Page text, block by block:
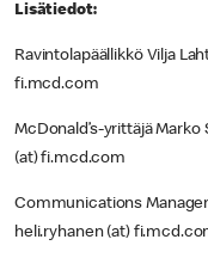
Lisätiedot:
Ravintolapäällikkö Vilja
fi.mcd.com
McDonald’s-yrittäjä
(at) fi.mcd.com
Communications Manager
heli.ryhanen (at)